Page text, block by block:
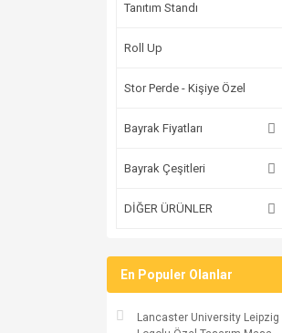
Tanıtım Standı
Roll Up
Stor Perde - Kişiye Özel
Bayrak Fiyatları
Bayrak Çeşitleri
DİĞER ÜRÜNLER
En Populer Olanlar
Lancaster University Leipzig